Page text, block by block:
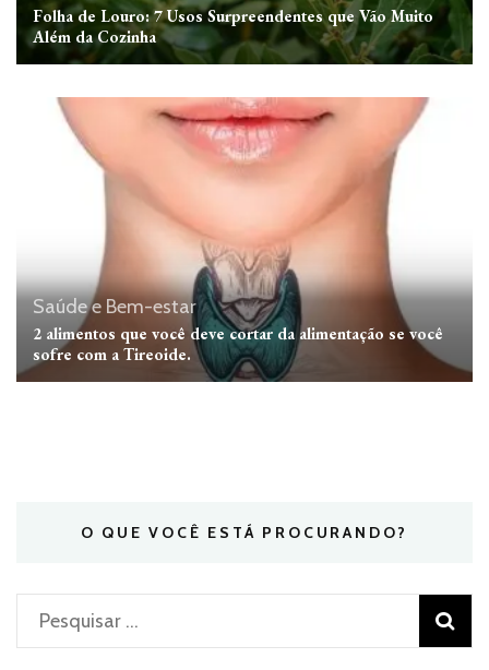
Folha de Louro: 7 Usos Surpreendentes que Vão Muito
Além da Cozinha
Saúde e Bem-estar
2 alimentos que você deve cortar da alimentação se você
sofre com a Tireoide.
O QUE VOCÊ ESTÁ PROCURANDO?
Pesquisar
por: